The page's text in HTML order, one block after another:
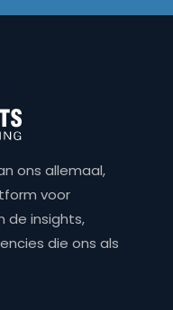
ons allemaal,
voor
de insights,
die ons als